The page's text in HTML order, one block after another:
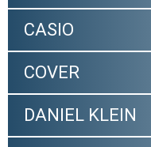
CASIO
COVER
DANIEL KLEIN